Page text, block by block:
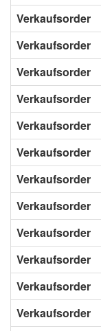
Verkaufsorder
Verkaufsorder
Verkaufsorder
Verkaufsorder
Verkaufsorder
Verkaufsorder
Verkaufsorder
Verkaufsorder
Verkaufsorder
Verkaufsorder
Verkaufsorder
Verkaufsorder